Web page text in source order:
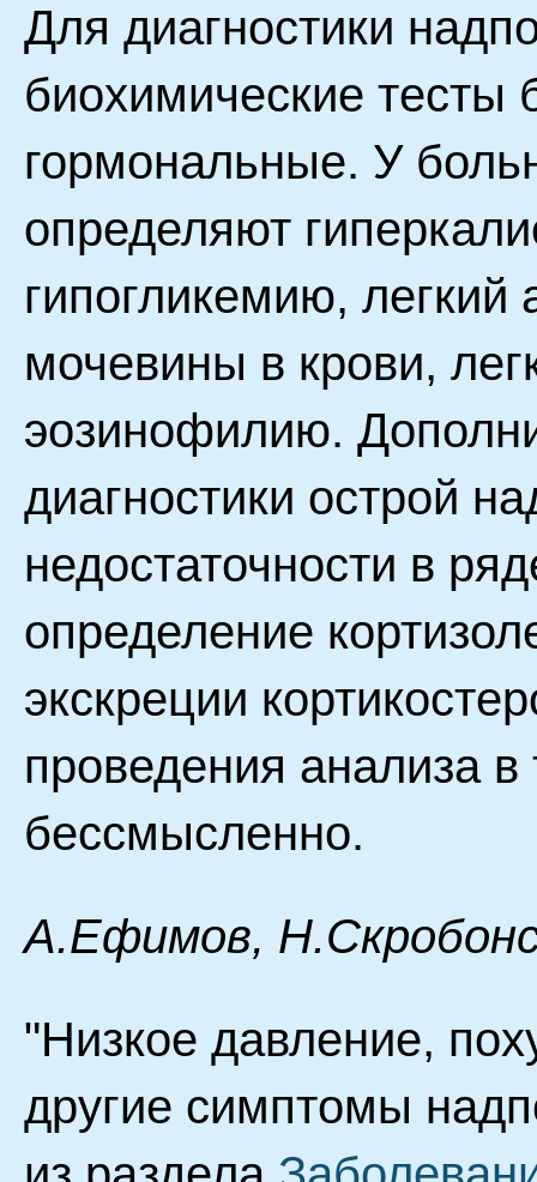
Для диагностики
биохимические
гормональные. У
определяют
гипогликемию,
мочевины в крови,
эозинофилию.
диагностики острой
недостаточности в
определение
экскреции
проведения анализа в
бессмысленно.
А.Ефимов,
"Низкое давление,
другие симптомы